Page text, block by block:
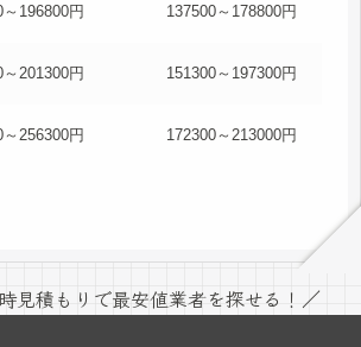
～196800円 137500～178800円
～201300円 151300～197300円
～256300円 172300～213000円
見積もりで最安値業者を探せる！／